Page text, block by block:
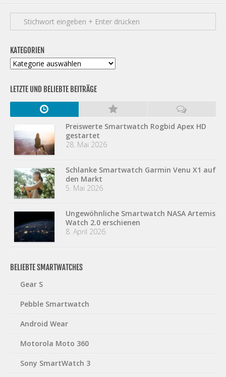
KATEGORIEN
Kategorien
LETZTE UND BELIEBTE BEITRÄGE
Preiswerte Smartwatch Rogbid Apex HD
gestartet
28. Mai 2026
Schlanke Smartwatch Garmin Venu X1 auf
den Markt
5. Mai 2026
Ungewöhnliche Smartwatch NASA Artemis
Watch 2.0 erschienen
8. April 2026
BELIEBTE SMARTWATCHES
Gear S
Pebble Smartwatch
Android Wear
Motorola Moto 360
Sony SmartWatch 3